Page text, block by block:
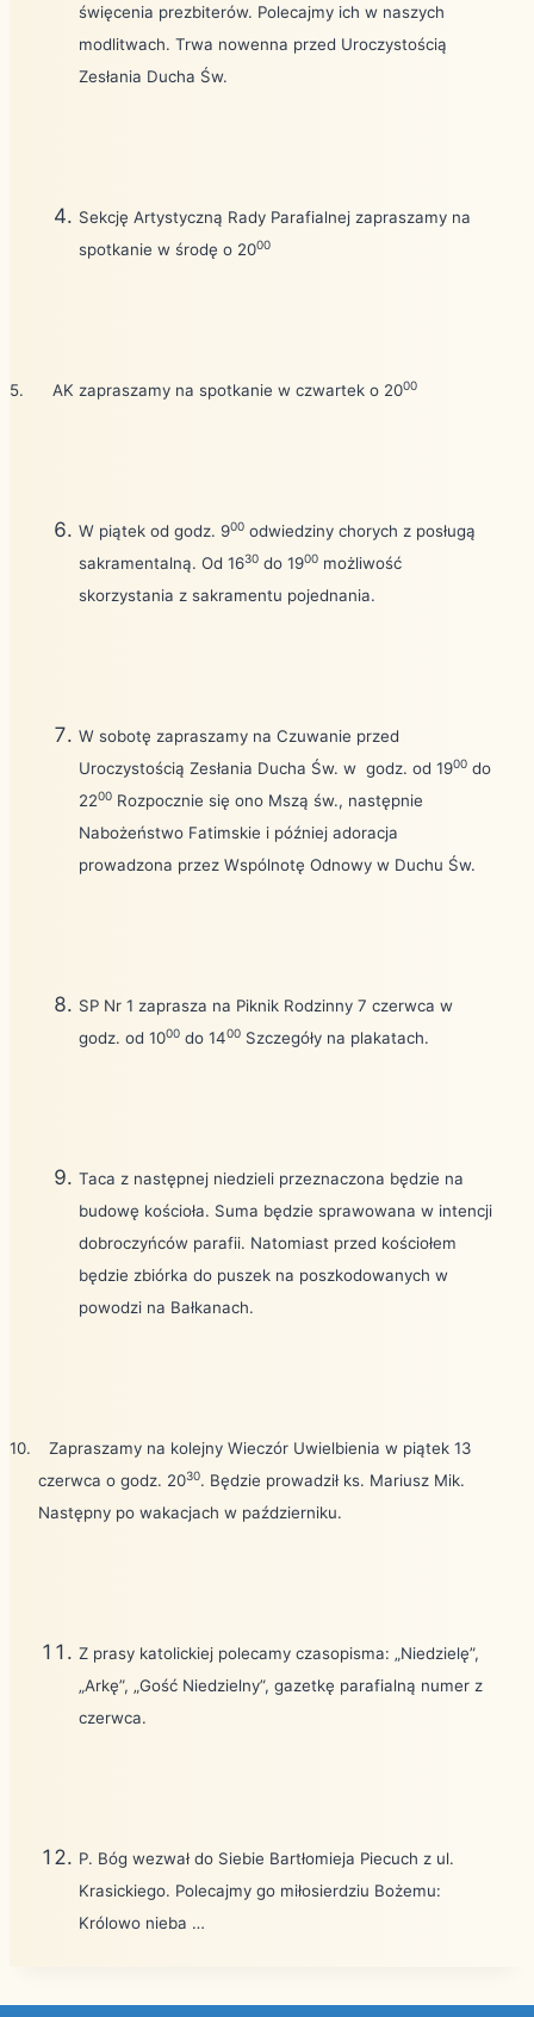
święcenia prezbiterów. Polecajmy ich w naszych
modlitwach. Trwa nowenna przed Uroczystością
Zesłania Ducha Św.
Sekcję Artystyczną Rady Parafialnej zapraszamy na
spotkanie w środę o 2000
5. AK zapraszamy na spotkanie w czwartek o 2000
W piątek od godz. 900 odwiedziny chorych z posługą
sakramentalną. Od 1630 do 1900 możliwość
skorzystania z sakramentu pojednania.
W sobotę zapraszamy na Czuwanie przed
Uroczystością Zesłania Ducha Św. w godz. od 1900 do
2200 Rozpocznie się ono Mszą św., następnie
Nabożeństwo Fatimskie i później adoracja
prowadzona przez Wspólnotę Odnowy w Duchu Św.
SP Nr 1 zaprasza na Piknik Rodzinny 7 czerwca w
godz. od 1000 do 1400 Szczegóły na plakatach.
Taca z następnej niedzieli przeznaczona będzie na
budowę kościoła. Suma będzie sprawowana w intencji
dobroczyńców parafii. Natomiast przed kościołem
będzie zbiórka do puszek na poszkodowanych w
powodzi na Bałkanach.
10.
Zapraszamy na kolejny Wieczór Uwielbienia w piątek 13
czerwca o godz. 2030. Będzie prowadził ks. Mariusz Mik.
Następny po wakacjach w październiku.
Z prasy katolickiej polecamy czasopisma: „Niedzielę”,
„Arkę”, „Gość Niedzielny”, gazetkę parafialną numer z
czerwca.
P. Bóg wezwał do Siebie Bartłomieja Piecuch z ul.
Krasickiego. Polecajmy go miłosierdziu Bożemu:
Królowo nieba …